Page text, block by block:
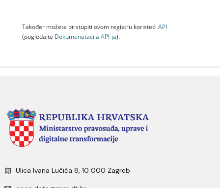
Također možete pristupiti ovom registru koristeći API
(pogledajte Dokumenаtаcijа API-jа).